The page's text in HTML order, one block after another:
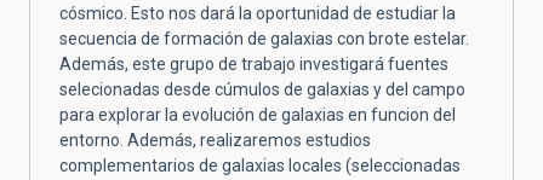
cósmico. Esto nos dará la oportunidad de estudiar la
secuencia de formación de galaxias con brote estelar.
Además, este grupo de trabajo investigará fuentes
selecionadas desde cúmulos de galaxias y del campo
para explorar la evolución de galaxias en funcion del
entorno. Además, realizaremos estudios
complementarios de galaxias locales (seleccionadas